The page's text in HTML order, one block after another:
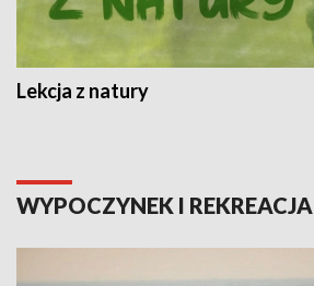
Lekcja z natury
WYPOCZYNEK I REKREACJA